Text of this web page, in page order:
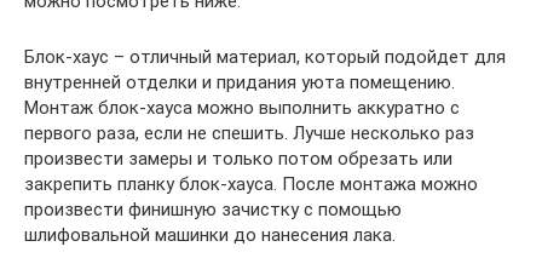
Блок-хаус – отличный материал, который подойдет для
внутренней отделки и придания уюта помещению.
Монтаж блок-хауса можно выполнить аккуратно с
первого раза, если не спешить. Лучше несколько раз
произвести замеры и только потом обрезать или
закрепить планку блок-хауса. После монтажа можно
произвести финишную зачистку с помощью
шлифовальной машинки до нанесения лака.